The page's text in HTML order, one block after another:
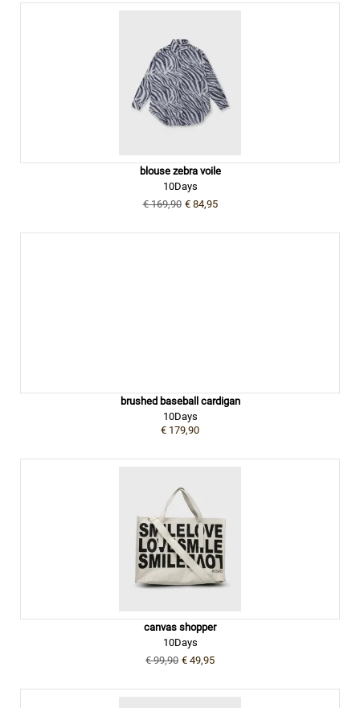
blouse zebra voile
10Days
€ 169,90 € 84,95
brushed baseball cardigan
10Days
€ 179,90
canvas shopper
10Days
€ 99,90 € 49,95